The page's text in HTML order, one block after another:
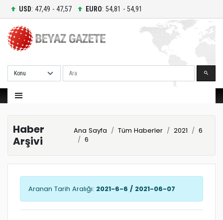
USD: 47,49 - 47,57 EURO: 54,81 - 54,91
Ara
Haber
Arşivi
Ana Sayfa Tüm Haberler 2021
6
6
Aranan Tarih Aralığı: 2021-6-6 / 2021-06-07